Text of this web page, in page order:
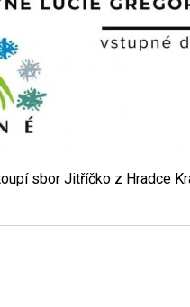
sbor Jitříčko z Hradce